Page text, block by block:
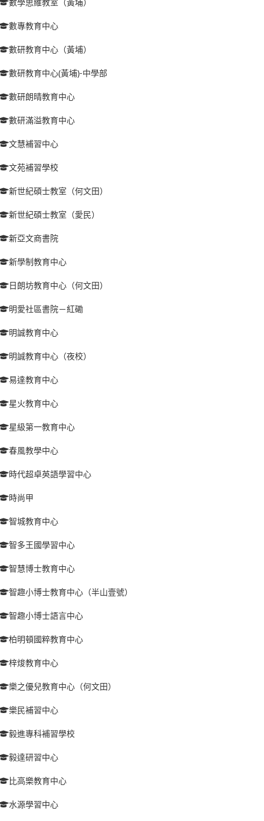
數專教育中心
數研教育中心（黃埔）
數研教育中心(黃埔)-中學部
數研朗晴教育中心
數研滿溢教育中心
文慧補習中心
文苑補習學校
新世紀碩士教室（何文田）
新世紀碩士教室（愛民）
新亞文商書院
新學制教育中心
日朗坊教育中心（何文田）
明愛社區書院－紅磡
明誠教育中心
明誠教育中心（夜校）
易達教育中心
星火教育中心
星級第一教育中心
春風教學中心
時代超卓英語學習中心
時尚甲
智城教育中心
智多王國學習中心
智慧博士教育中心
智趣小博士教育中心（半山壹號）
智趣小博士語言中心
柏明頓國粹教育中心
梓焌教育中心
樂之優兒教育中心（何文田）
樂民補習中心
毅進專科補習學校
毅達研習中心
比高樂教育中心
水源學習中心